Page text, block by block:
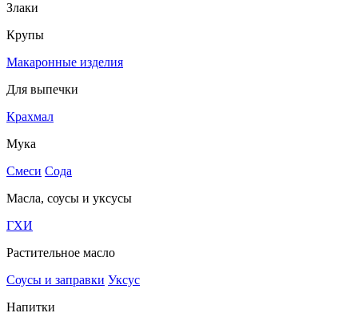
Злаки
Крупы
Макаронные изделия
Для выпечки
Крахмал
Мука
Смеси Сода
Масла, соусы и уксусы
ГХИ
Растительное масло
Соусы и заправки Уксус
Напитки